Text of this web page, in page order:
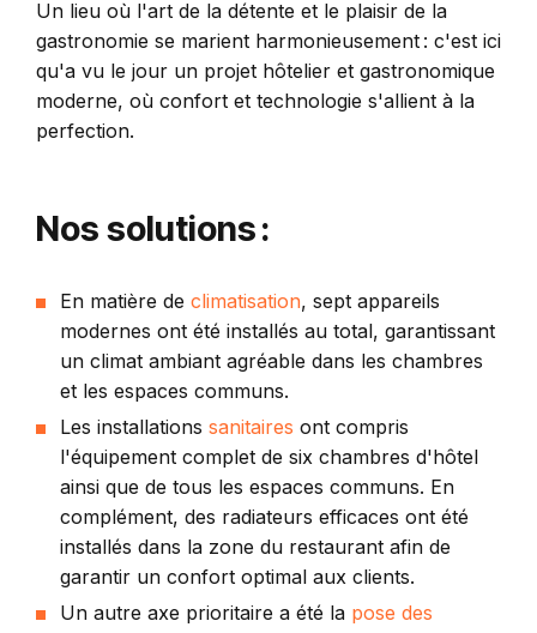
Un lieu où l'art de la détente et le plaisir de la
gastronomie se marient harmonieusement : c'est ici
qu'a vu le jour un projet hôtelier et gastronomique
moderne, où confort et technologie s'allient à la
perfection.
Nos solutions :
En matière de climatisation, sept appareils
modernes ont été installés au total, garantissant
un climat ambiant agréable dans les chambres
et les espaces communs.
Les installations sanitaires ont compris
l'équipement complet de six chambres d'hôtel
ainsi que de tous les espaces communs. En
complément, des radiateurs efficaces ont été
installés dans la zone du restaurant afin de
garantir un confort optimal aux clients.
Un autre axe prioritaire a été la pose des